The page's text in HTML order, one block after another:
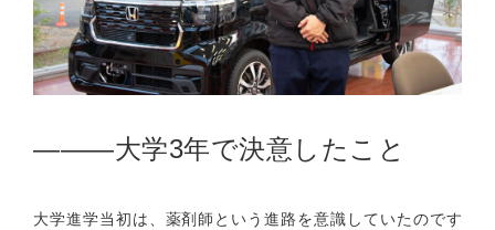
―――大学3年で決意したこと
大学進学当初は、薬剤師という進路を意識していたのです